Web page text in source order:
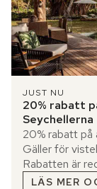
JUST NU
20% rabatt
Seychellerna
20% rabatt på
Gäller för
Rabatten är
LÄS MER